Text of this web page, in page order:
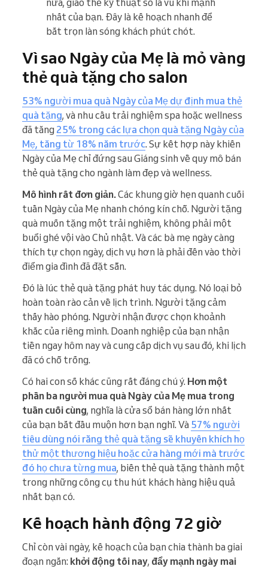
nữa, giao thẻ kỹ thuật số là vũ khí mạnh
nhất của bạn. Đây là kế hoạch nhanh để
bắt trọn làn sóng khách phút chót.
Vì sao Ngày của Mẹ là mỏ vàng
thẻ quà tặng cho salon
53% người mua quà Ngày của Mẹ dự định mua thẻ
quà tặng, và nhu cầu trải nghiệm spa hoặc wellness
đã tăng 25% trong các lựa chọn quà tặng Ngày của
Mẹ, tăng từ 18% năm trước. Sự kết hợp này khiến
Ngày của Mẹ chỉ đứng sau Giáng sinh về quy mô bán
thẻ quà tặng cho ngành làm đẹp và wellness.
Mô hình rất đơn giản.Các khung giờ hẹn quanh cuối
tuần Ngày của Mẹ nhanh chóng kín chỗ. Người tặng
quà muốn tặng một trải nghiệm, không phải một
buổi ghé vội vào Chủ nhật. Và các bà mẹ ngày càng
thích tự chọn ngày, dịch vụ hơn là phải đến vào thời
điểm gia đình đã đặt sẵn.
Đó là lúc thẻ quà tặng phát huy tác dụng. Nó loại bỏ
hoàn toàn rào cản về lịch trình. Người tặng cảm
thấy hào phóng. Người nhận được chọn khoảnh
khắc của riêng mình. Doanh nghiệp của bạn nhận
tiền ngay hôm nay và cung cấp dịch vụ sau đó, khi lịch
đã có chỗ trống.
Có hai con số khác cũng rất đáng chú ý. Hơn một
phần ba người mua quà Ngày của Mẹ mua trong
tuần cuối cùng, nghĩa là cửa sổ bán hàng lớn nhất
của bạn bắt đầu muộn hơn bạn nghĩ. Và 57% người
tiêu dùng nói rằng thẻ quà tặng sẽ khuyến khích họ
thử một thương hiệu hoặc cửa hàng mới mà trước
đó họ chưa từng mua, biến thẻ quà tặng thành một
trong những công cụ thu hút khách hàng hiệu quả
nhất bạn có.
Kế hoạch hành động 72 giờ
Chỉ còn vài ngày, kế hoạch của bạn chia thành ba giai
đoạn ngắn: khởi động tối nay, đẩy mạnh ngày mai